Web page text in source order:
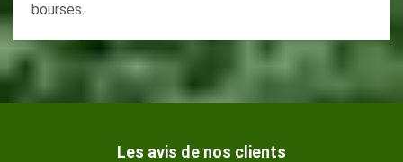
bourses.
Les avis de nos clients